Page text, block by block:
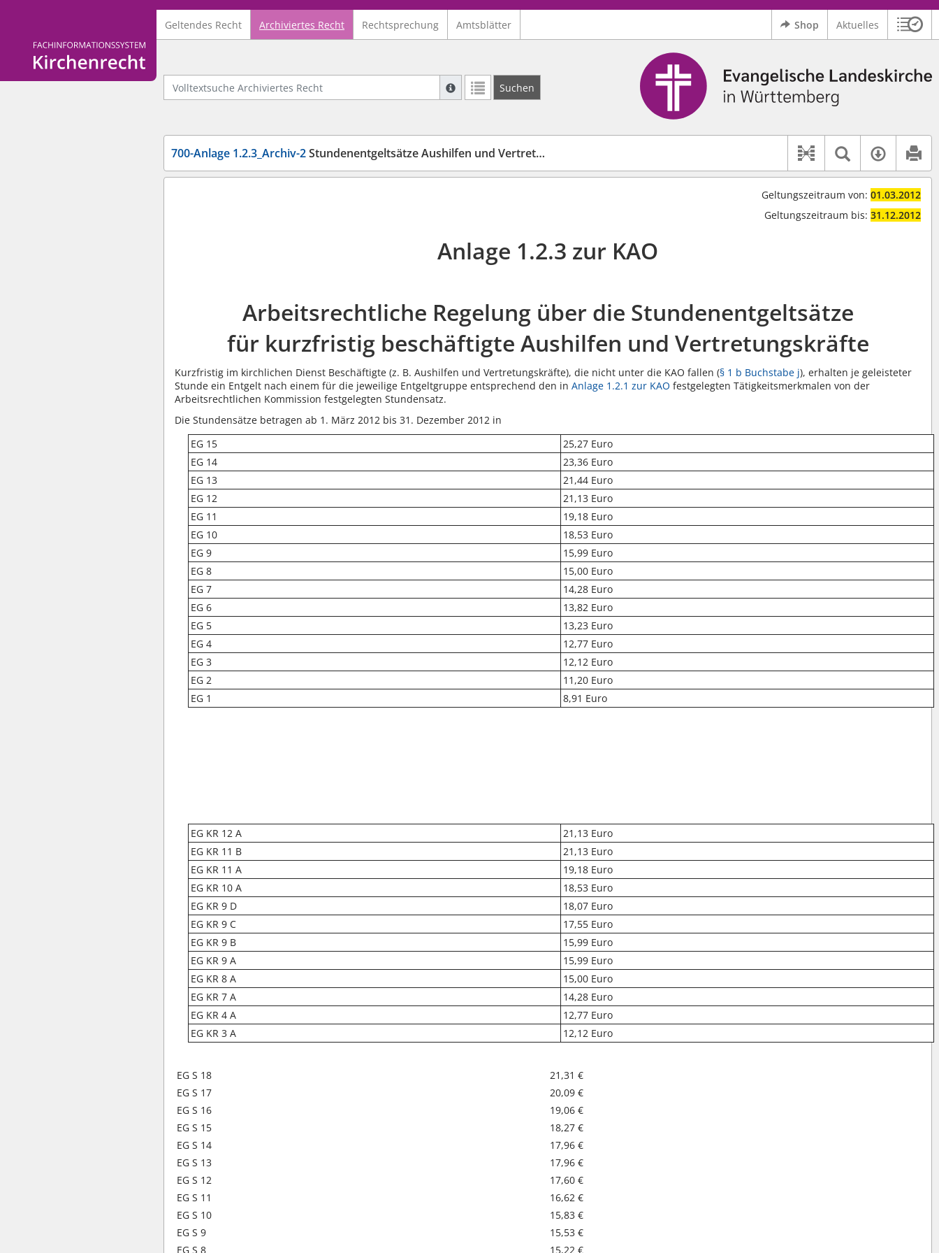
Logo Fachinformationssystem Kirchenrecht
Geltendes Recht Archiviertes Recht Rechtsprechung Amtsblätter Shop Aktuelles
Volltextsuche Archiviertes Recht
Suche mit Platzhalter "*", Bsp. Pfarrer*, findet auch: "Pfarrerinitiative" oder "Pfarrerausschuss".
Weitere Suchoperatoren finden Sie in unserer Hilfe.
Suchen
Logo Ev. Landeskirche in Württemberg
700-Anlage 1.2.3_Archiv-2Stundenentgeltsätze Aushilfen und Vertretungskräfte
Dokument-
Textsuche
Geltungszeitraum von: 01.03.2012
Geltungszeitraum bis: 31.12.2012
Anlage 1.2.3 zur KAO
Arbeitsrechtliche Regelung über die Stundenentgeltsätze
für kurzfristig beschäftigte Aushilfen und Vertretungskräfte
Kurzfristig im kirchlichen Dienst Beschäftigte (z. B. Aushilfen und Vertretungskräfte), die nicht unter die KAO fallen (§ 1 b Buchstabe j), erhalten je geleisteter
Stunde ein Entgelt nach einem für die jeweilige Entgeltgruppe entsprechend den in Anlage 1.2.1 zur KAO festgelegten Tätigkeitsmerkmalen von der
Arbeitsrechtlichen Kommission festgelegten Stundensatz.
Die Stundensätze betragen ab 1. März 2012 bis 31. Dezember 2012 in
EG 15
25,27 Euro
EG 14
23,36 Euro
EG 13
21,44 Euro
EG 12
21,13 Euro
EG 11
19,18 Euro
EG 10
18,53 Euro
EG 9
15,99 Euro
EG 8
15,00 Euro
EG 7
14,28 Euro
EG 6
13,82 Euro
EG 5
13,23 Euro
EG 4
12,77 Euro
EG 3
12,12 Euro
EG 2
11,20 Euro
EG 1
8,91 Euro
EG KR 12 A
21,13 Euro
EG KR 11 B
21,13 Euro
EG KR 11 A
19,18 Euro
EG KR 10 A
18,53 Euro
EG KR 9 D
18,07 Euro
EG KR 9 C
17,55 Euro
EG KR 9 B
15,99 Euro
EG KR 9 A
15,99 Euro
EG KR 8 A
15,00 Euro
EG KR 7 A
14,28 Euro
EG KR 4 A
12,77 Euro
EG KR 3 A
12,12 Euro
EG S 18
21,31 €
EG S 17
20,09 €
EG S 16
19,06 €
EG S 15
18,27 €
EG S 14
17,96 €
EG S 13
17,96 €
EG S 12
17,60 €
EG S 11
16,62 €
EG S 10
15,83 €
EG S 9
15,53 €
EG S 8
15,22 €